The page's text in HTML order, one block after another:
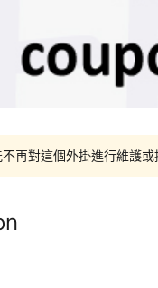
不再對這個外掛進行維護